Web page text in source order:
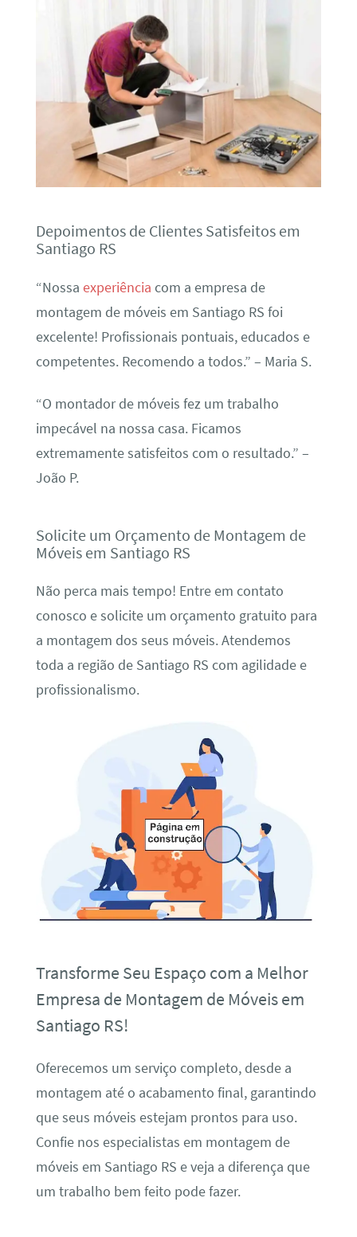
Depoimentos de Clientes Satisfeitos em
Santiago RS
“Nossa experiência com a empresa de
montagem de móveis em Santiago RS foi
excelente! Profissionais pontuais, educados e
competentes. Recomendo a todos.” – Maria S.
“O montador de móveis fez um trabalho
impecável na nossa casa. Ficamos
extremamente satisfeitos com o resultado.” –
João P.
Solicite um Orçamento de Montagem de
Móveis em Santiago RS
Não perca mais tempo! Entre em contato
conosco e solicite um orçamento gratuito para
a montagem dos seus móveis. Atendemos
toda a região de Santiago RS com agilidade e
profissionalismo.
Transforme Seu Espaço com a Melhor
Empresa de Montagem de Móveis em
Santiago RS!
Oferecemos um serviço completo, desde a
montagem até o acabamento final, garantindo
que seus móveis estejam prontos para uso.
Confie nos especialistas em montagem de
móveis em Santiago RS e veja a diferença que
um trabalho bem feito pode fazer.